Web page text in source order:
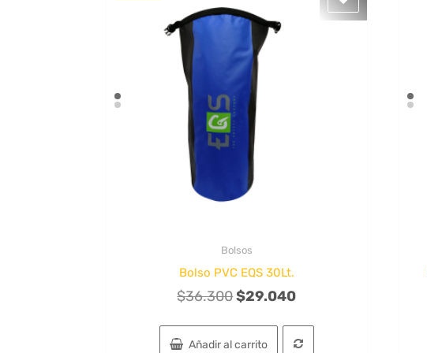
Bolsos
Bolso PVC EQS 30Lt.
$36.300El
original
$29.040El
actual
Añadir al carrito